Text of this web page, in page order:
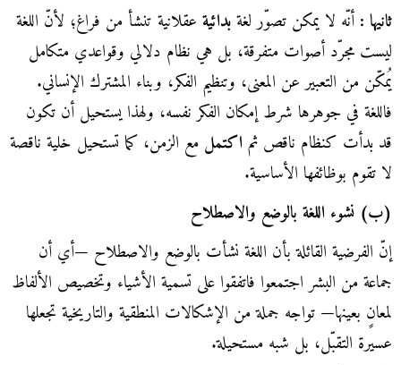
ثانيها :أنّه لا يمكن تصوّر لغةبدائيةعقلانية تنشأ من فراغ؛ لأنّ اللغة
ليست مجرّد أصوات متفرقة، بل هي نظام دلالي وقواعدي متكامل
يُمكّن من التعبير عن المعنى، وتنظيم الفكر، وبناء المشترك الإنساني.
فاللغة في جوهرها شرط إمكان الفكر نفسه، ولهذا يستحيل أن تكون
قد بدأت كنظام ناقص ثماكتمل مع الزمن، كما تستحيل خلية ناقصة
لا تقوم بوظائفها الأساسية.
(ب) نشوء اللغة بالوضع والاصطلاح
إنّ الفرضية القائلة بأن اللغة نشأت بالوضع والاصطلاح —أي أن
جماعة من البشر اجتمعوا فاتفقوا على تسمية الأشياء وتخصيص الألفاظ
لمعانٍ بعينها— تواجه جملة من الإشكالات المنطقية والتاريخية تجعلها
عسيرة التقبّل، بل شبه مستحيلة.